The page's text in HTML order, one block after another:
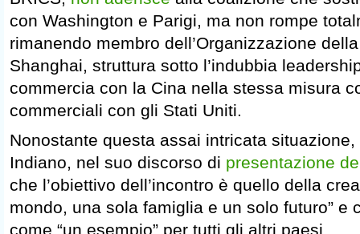
con Washington e Parigi, ma non rompe
rimanendo membro dell’Organizzazione
Shanghai, struttura sotto l’indubbia
commercia con la Cina nella stessa misura
commerciali con gli Stati Uniti.
Nonostante questa assai intricata
Indiano, nel suo discorso di presentazione
che l’obiettivo dell’incontro è quello della
mondo, una sola famiglia e un solo futuro” e
come “un esempio” per tutti gli altri paesi.